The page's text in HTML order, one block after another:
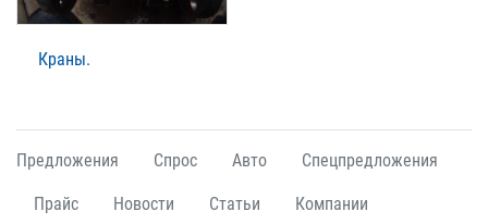
Краны.
Предложения Спрос Авто Спецпредложения
Прайс Новости Статьи Компании